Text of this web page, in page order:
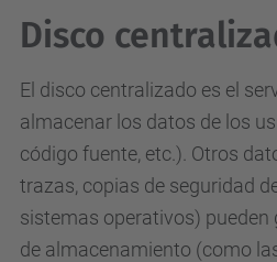
Disco
El disco centralizado es el
almacenar los datos de los
código fuente, etc.). Otros
trazas, copias de seguridad
sistemas operativos) pueden
de almacenamiento (como